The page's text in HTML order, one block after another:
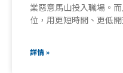
業惡意馬山投入職場。
位，用更短時間、更低
詳情 »